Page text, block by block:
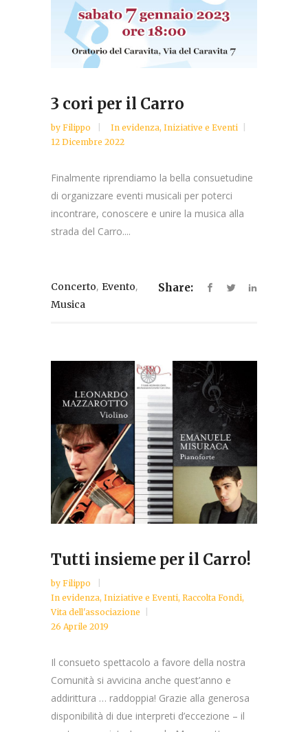
3 cori per il Carro
by Filippo In evidenza, Iniziative e Eventi
12 Dicembre 2022
Finalmente riprendiamo la bella consuetudine
di organizzare eventi musicali per poterci
incontrare, conoscere e unire la musica alla
strada del Carro....
Concerto, Evento,
Musica
Share:
Tutti insieme per il Carro!
by Filippo
In evidenza, Iniziative e Eventi, Raccolta Fondi,
Vita dell'associazione
26 Aprile 2019
Il consueto spettacolo a favore della nostra
Comunità si avvicina anche quest’anno e
addirittura … raddoppia! Grazie alla generosa
disponibilità di due interpreti d’eccezione – il